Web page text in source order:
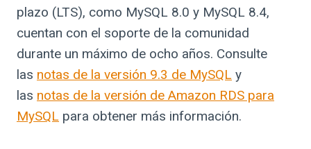
plazo (LTS), como MySQL 8.0 y MySQL 8.4,
cuentan con el soporte de la comunidad
durante un máximo de ocho años. Consulte
las notas de la versión 9.3 de MySQL y
las notas de la versión de Amazon RDS para
MySQL para obtener más información.